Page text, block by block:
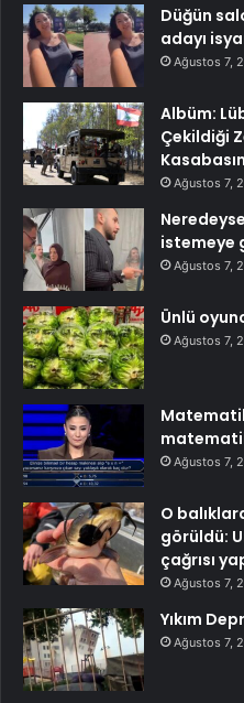
Düğün
adayı
Ağustos 7,
Albüm:
Çekildiği
Ağustos 7,
istemeye
Ağustos 7,
Ünlü
Ağustos 7,
Ağustos 7,
O
görüldü:
çağrısı
Ağustos 7,
Yıkım
Ağustos 7,